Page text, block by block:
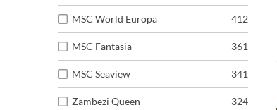
MSC World Europa 412
MSC Fantasia 361
MSC Seaview 341
Zambezi Queen 324